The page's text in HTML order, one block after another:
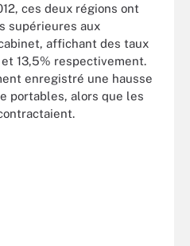
ces deux régions ont
supérieures aux
affichant des taux
13,5% respectivement.
enregistré une hausse
portables, alors que les